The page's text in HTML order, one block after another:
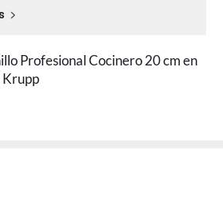
Profesional Cocinero 20 cm en